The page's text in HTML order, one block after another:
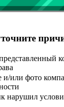
или фото
нарушил